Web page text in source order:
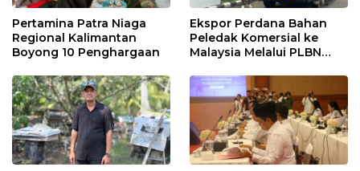
Pertamina Patra Niaga
Regional Kalimantan
Boyong 10 Penghargaan
Ekspor Perdana Bahan
Peledak Komersial ke
Malaysia Melalui PLBN